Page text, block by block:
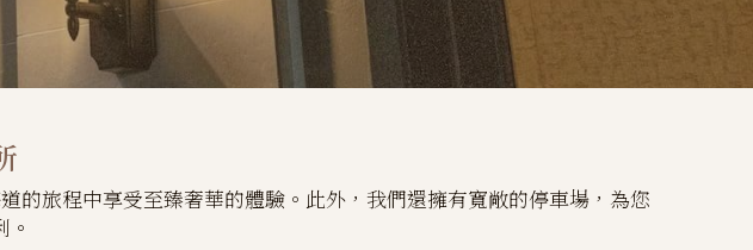
的旅程中享受至臻奢華的體驗。此外，我們還擁有寬敞的停車場，為您